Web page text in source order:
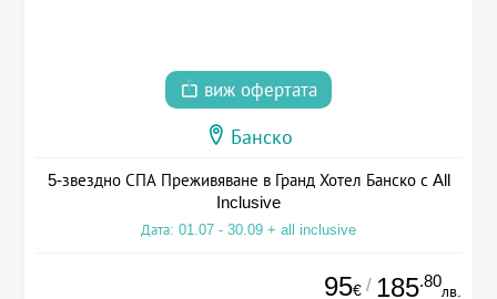
виж офертата
Банско
5-звездно СПА Преживяване в Гранд Хотел Банско с All
Inclusive
Дата: 01.07 - 30.09 + all inclusive
95€ / 185.80
лв.